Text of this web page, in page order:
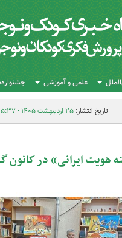
علمی و آموزشی
تاریخ انتشار:۲۵ اردیبهشت ۱۴۰۵ - ۱۵:۳۷
هویت ایرانی» در